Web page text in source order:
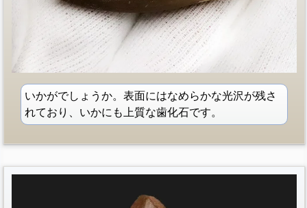
いかがでしょうか。表面にはなめらかな光沢が残さ
れており、いかにも上質な歯化石です。